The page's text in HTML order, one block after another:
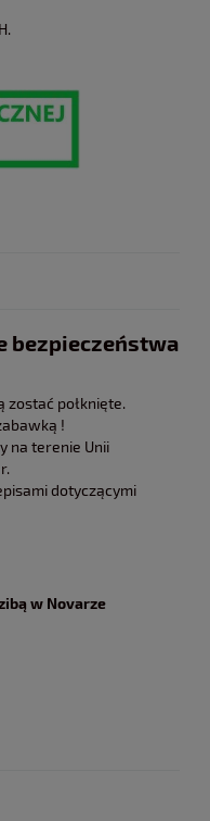
bezpieczeństwa
zostać połknięte.
!
na terenie Unii
dotyczącymi
w Novarze
płatności